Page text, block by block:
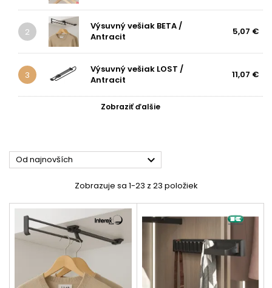
2
Výsuvný vešiak BETA /
Antracit
5,07 €
3
Výsuvný vešiak LOST /
Antracit
11,07 €
Zobraziť ďalšie
Od najnovších 
Zobrazuje sa 1-23 z 23 položiek